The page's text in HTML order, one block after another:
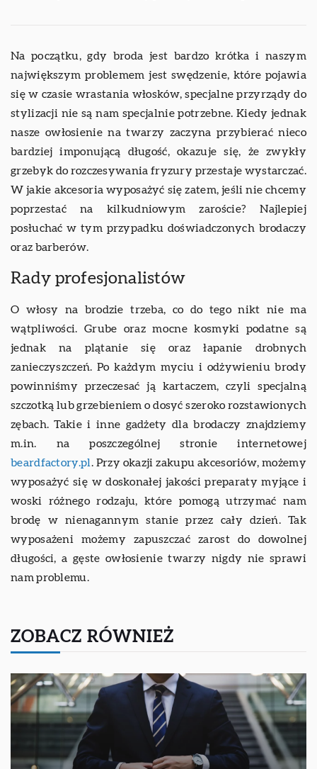
Na początku, gdy broda jest bardzo krótka i naszym
największym problemem jest swędzenie, które pojawia
się w czasie wrastania włosków, specjalne przyrządy do
stylizacji nie są nam specjalnie potrzebne. Kiedy jednak
nasze owłosienie na twarzy zaczyna przybierać nieco
bardziej imponującą długość, okazuje się, że zwykły
grzebyk do rozczesywania fryzury przestaje wystarczać.
W jakie akcesoria wyposażyć się zatem, jeśli nie chcemy
poprzestać na kilkudniowym zaroście? Najlepiej
posłuchać w tym przypadku doświadczonych brodaczy
oraz barberów.
Rady profesjonalistów
O włosy na brodzie trzeba, co do tego nikt nie ma
wątpliwości. Grube oraz mocne kosmyki podatne są
jednak na plątanie się oraz łapanie drobnych
zanieczyszczeń. Po każdym myciu i odżywieniu brody
powinniśmy przeczesać ją kartaczem, czyli specjalną
szczotką lub grzebieniem o dosyć szeroko rozstawionych
zębach. Takie i inne gadżety dla brodaczy znajdziemy
m.in. na poszczególnej stronie internetowej
beardfactory.pl. Przy okazji zakupu akcesoriów, możemy
wyposażyć się w doskonałej jakości preparaty myjące i
woski różnego rodzaju, które pomogą utrzymać nam
brodę w nienagannym stanie przez cały dzień. Tak
wyposażeni możemy zapuszczać zarost do dowolnej
długości, a gęste owłosienie twarzy nigdy nie sprawi
nam problemu.
ZOBACZ RÓWNIEŻ